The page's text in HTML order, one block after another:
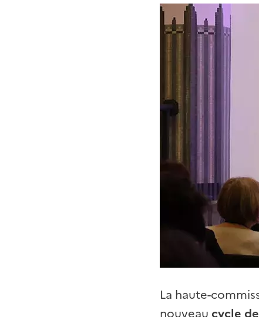
La haute-
nouveau cycle